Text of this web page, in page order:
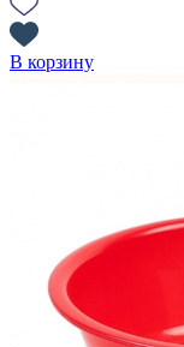
В корзину